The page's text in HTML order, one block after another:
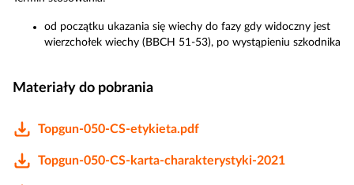
od początku ukazania się wiechy do fazy gdy widoczny jest
wierzchołek wiechy (BBCH 51-53), po wystąpieniu szkodnika
Materiały do pobrania
Topgun-050-CS-etykieta.pdf
Topgun-050-CS-karta-charakterystyki-2021